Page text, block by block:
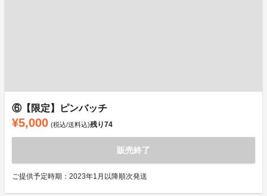
⑥【限定】ピンバッチ
¥5,000 (税込/送料込)残り74
販売終了
ご提供予定時期：2023年1月以降順次発送